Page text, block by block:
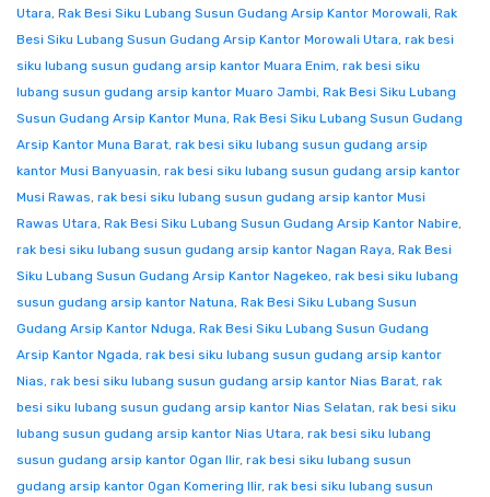
Utara, Rak Besi Siku Lubang Susun Gudang Arsip Kantor Morowali, Rak
Besi Siku Lubang Susun Gudang Arsip Kantor Morowali Utara, rak besi
siku lubang susun gudang arsip kantor Muara Enim, rak besi siku
lubang susun gudang arsip kantor Muaro Jambi, Rak Besi Siku Lubang
Susun Gudang Arsip Kantor Muna, Rak Besi Siku Lubang Susun Gudang
Arsip Kantor Muna Barat, rak besi siku lubang susun gudang arsip
kantor Musi Banyuasin, rak besi siku lubang susun gudang arsip kantor
Musi Rawas, rak besi siku lubang susun gudang arsip kantor Musi
Rawas Utara, Rak Besi Siku Lubang Susun Gudang Arsip Kantor Nabire,
rak besi siku lubang susun gudang arsip kantor Nagan Raya, Rak Besi
Siku Lubang Susun Gudang Arsip Kantor Nagekeo, rak besi siku lubang
susun gudang arsip kantor Natuna, Rak Besi Siku Lubang Susun
Gudang Arsip Kantor Nduga, Rak Besi Siku Lubang Susun Gudang
Arsip Kantor Ngada, rak besi siku lubang susun gudang arsip kantor
Nias, rak besi siku lubang susun gudang arsip kantor Nias Barat, rak
besi siku lubang susun gudang arsip kantor Nias Selatan, rak besi siku
lubang susun gudang arsip kantor Nias Utara, rak besi siku lubang
susun gudang arsip kantor Ogan Ilir, rak besi siku lubang susun
gudang arsip kantor Ogan Komering Ilir, rak besi siku lubang susun